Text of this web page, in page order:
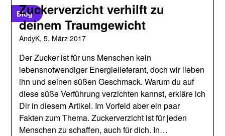
Blog
Zuckerverzicht verhilft zu
deinem Traumgewicht
AndyK,5. März 2017
Der Zucker ist für uns Menschen kein
lebensnotwendiger Energielieferant, doch wir lieben
ihn und seinen süßen Geschmack. Warum du auf
diese süße Verführung verzichten kannst, erkläre ich
Dir in diesem Artikel. Im Vorfeld aber ein paar
Fakten zum Thema. Zuckerverzicht ist für jeden
Menschen zu schaffen, auch für dich. In…